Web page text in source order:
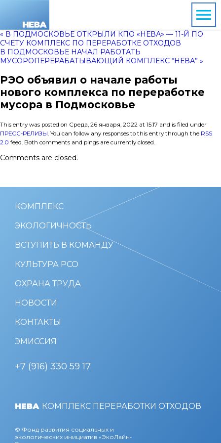
« В ПОДМОСКОВЬЕ ОТКРЫЛИ КПО «НЕВА» — 11-Й ПО
СЧЕТУ КОМПЛЕКС ПО ПЕРЕРАБОТКЕ ОТХОДОВ
В ПОДМОСКОВЬЕ НАЧАЛ РАБОТАТЬ
МУСОРОПЕРЕРАБАТЫВАЮЩИЙ КОМПЛЕКС “НЕВА” »
РЭО объявил о начале работы
нового комплекса по переработке
мусора в Подмосковье
This entry was posted on Среда, 26 января, 2022 at 15:17 and is filed under
ПРЕСС-РЕЛИЗЫ. You can follow any responses to this entry through the RSS
2.0 feed. Both comments and pings are currently closed.
Comments are closed.
НЕВА КОМПЛЕКС ПЕРЕРАБОТКИ ОТХОДОВ
© Фонд развития социальных и
экологических инициатив «ЭкоЛайн-
КОМПЛЕКС
ЭКОЛОГИЧНОСТЬ
ВСТУПИТЬ В КОМАНДУ
КУЛЬТУРА РСО
ОХРАНА ТРУДА
НОВОСТИ
КОНТАКТЫ
ЭМИССИЯ
+7 (916) 330 59 17